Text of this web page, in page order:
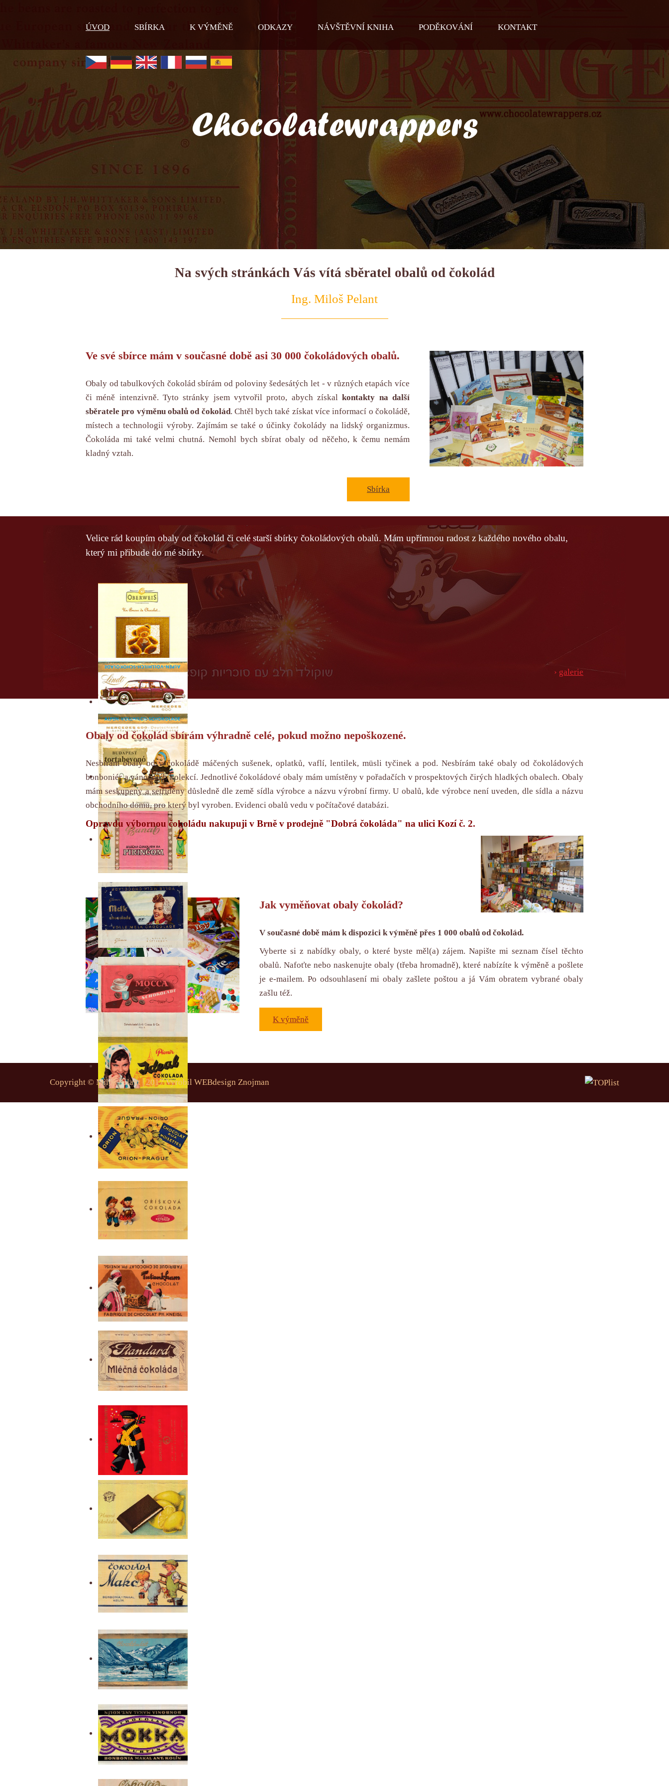
Chocolatewrappers
ÚVOD SBÍRKA K VÝMĚNĚ ODKAZY NÁVŠTĚVNÍ KNIHA PODĚKOVÁNÍ KONTAKT
Na svých stránkách Vás vítá sběratel obalů od čokolád
Ing. Miloš Pelant
Ve své sbírce mám v současné době asi 30 000 čokoládových obalů.
Obaly od tabulkových čokolád sbírám od poloviny šedesátých let - v různých etapách více
či méně intenzivně. Tyto stránky jsem vytvořil proto, abych získalkontakty na další
sběratele pro výměnu obalů od čokolád. Chtěl bych také získat více informací o čokoládě,
místech a technologii výroby. Zajímám se také o účinky čokolády na lidský organizmus.
Čokoláda mi také velmi chutná. Nemohl bych sbírat obaly od něčeho, k čemu nemám
kladný vztah.
Sbírka
Velice rád koupím obaly od čokolád či celé starší sbírky čokoládových obalů. Mám upřímnou radost z každého nového obalu,
který mi přibude do mé sbírky.
› galerie
Obaly od čokolád sbírám výhradně celé, pokud možno nepoškozené.
Nesbírám obaly od v čokoládě máčených sušenek, oplatků, vaflí, lentilek, müsli tyčinek a pod. Nesbírám také obaly od čokoládových
bonboniér a vánočních kolekcí. Jednotlivé čokoládové obaly mám umístěny v pořadačích v prospektových čirých hladkých obalech. Obaly
mám seskupeny a setříděny důsledně dle země sídla výrobce a názvu výrobní firmy. U obalů, kde výrobce není uveden, dle sídla a názvu
obchodního domu, pro který byl vyroben. Evidenci obalů vedu v počítačové databázi.
Opravdu výbornou čokoládu nakupuji v Brně v prodejně "Dobrá čokoláda" na ulici Kozí č. 2.
Jak vyměňovat obaly čokolád?
V současné době mám k dispozici k výměně přes 1 000 obalů od čokolád.
Vyberte si z nabídky obaly, o které byste měl(a) zájem. Napište mi seznam čísel těchto
obalů. Nafoťte nebo naskenujte obaly (třeba hromadně), které nabízíte k výměně a pošlete
je e-mailem. Po odsouhlasení mi obaly zašlete poštou a já Vám obratem vybrané obaly
zašlu též.
K výměně
Copyright © Miloš Pelant | 2017 Vyrobil WEBdesign Znojman